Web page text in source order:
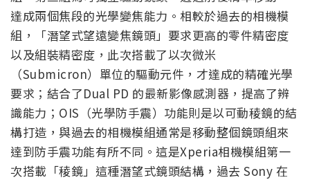
達成兩個焦段的光學變焦能力。相較於過去的相機模
組，「潛望式望遠變焦鏡頭」要求更高的零件精密度
以及組裝精密度，此次搭載了以次微米
（Submicron）單位的驅動元件，才達成的精確光學
要求；結合了Dual PD 的最新影像感測器，提高了辨
識能力；OIS（光學防手震）功能則是以可動稜鏡的結
構打造，與過去的相機模組通常是移動整個鏡頭組來
達到防手震功能有所不同。這是Xperia相機模組第一
次搭載「稜鏡」這種潛望式鏡頭結構，過去 Sony 在